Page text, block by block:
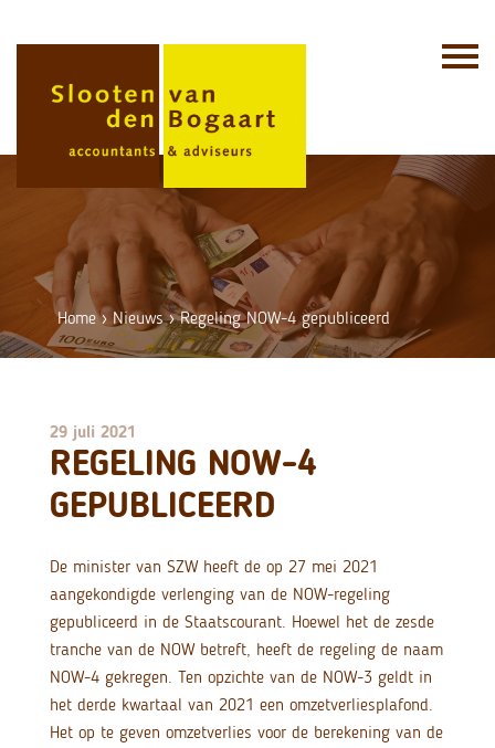
Home›Nieuws›Regeling NOW-4 gepubliceerd
29 juli 2021
REGELING NOW-4
GEPUBLICEERD
De minister van SZW heeft de op 27 mei 2021
aangekondigde verlenging van de NOW-regeling
gepubliceerd in de Staatscourant. Hoewel het de zesde
tranche van de NOW betreft, heeft de regeling de naam
NOW-4 gekregen. Ten opzichte van de NOW-3 geldt in
het derde kwartaal van 2021 een omzetverliesplafond.
Het op te geven omzetverlies voor de berekening van de